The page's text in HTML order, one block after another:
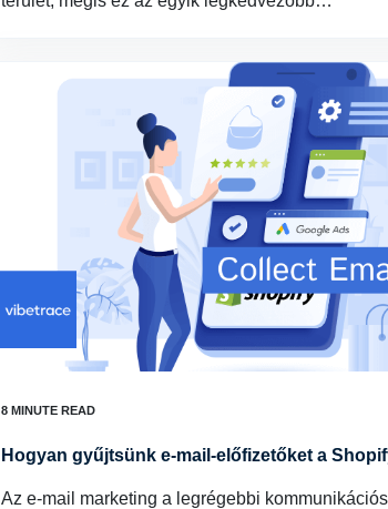
Hogyan gyűjtsünk e-mail-előfizetőket a
Az e-mail marketing a legrégebbi